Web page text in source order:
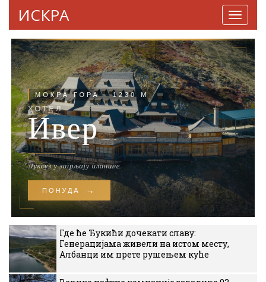
ИСКРА
Где ће Ђукићи дочекати славу:
Генерацијама живели на истом месту,
Албанци им прете рушењем куће